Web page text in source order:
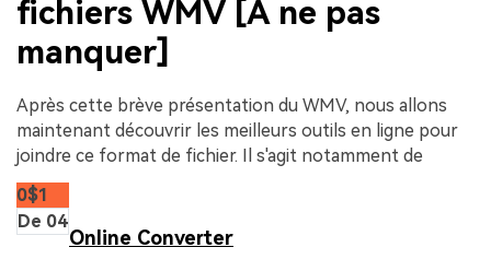
fichiers WMV [A ne pas
manquer]
Après cette brève présentation du WMV, nous allons
maintenant découvrir les meilleurs outils en ligne pour
joindre ce format de fichier. Il s'agit notamment de
0$1
De 04
Online Converter